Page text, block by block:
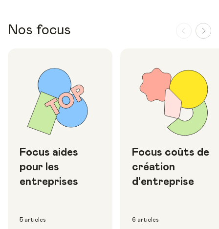
Nos focus
Focus aides
pour les
entreprises
5 articles
Focus coûts de
création
d'entreprise
6 articles